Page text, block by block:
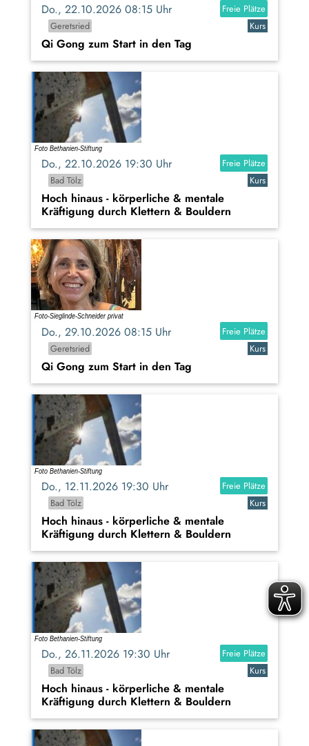
Do., 22.10.2026 08:15 Uhr
Freie Plätze
Geretsried
Kurs
Qi Gong zum Start in den Tag
Do., 22.10.2026 19:30 Uhr
Freie Plätze
Bad Tölz
Kurs
Hoch hinaus - körperliche & mentale
Kräftigung durch Klettern & Bouldern
Do., 29.10.2026 08:15 Uhr
Freie Plätze
Geretsried
Kurs
Qi Gong zum Start in den Tag
Do., 12.11.2026 19:30 Uhr
Freie Plätze
Bad Tölz
Kurs
Hoch hinaus - körperliche & mentale
Kräftigung durch Klettern & Bouldern
Do., 26.11.2026 19:30 Uhr
Freie Plätze
Bad Tölz
Kurs
Hoch hinaus - körperliche & mentale
Kräftigung durch Klettern & Bouldern